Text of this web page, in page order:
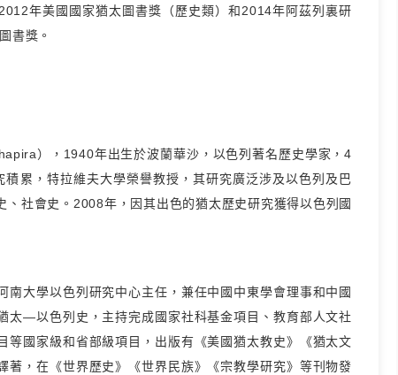
年美國國家猶太圖書獎（歷史類）和2014年阿茲列裏研
書獎。
），1940年出生於波蘭華沙，以色列著名歷史學家，4
累，特拉維夫大學榮譽教授，其研究廣泛涉及以色列及巴
、社會史。2008年，因其出色的猶太歷史研究獲得以色列國
南大學以色列研究中心主任，兼任中國中東學會理事和中國
太—以色列史，主持完成國家社科基金項目、教育部人文社
等國家級和省部級項目，出版有《美國猶太教史》《猶太文
著，在《世界歷史》《世界民族》《宗教學研究》等刊物發